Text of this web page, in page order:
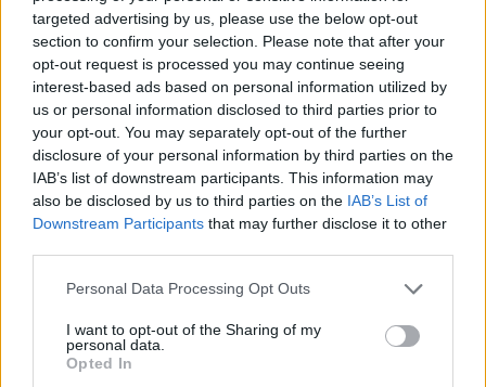
targeted advertising by us, please use the below opt-out
section to confirm your selection. Please note that after your
opt-out request is processed you may continue seeing
interest-based ads based on personal information utilized by
us or personal information disclosed to third parties prior to
your opt-out. You may separately opt-out of the further
disclosure of your personal information by third parties on the
IAB’s list of downstream participants. This information may
also be disclosed by us to third parties on the IAB’s List of
Downstream Participants that may further disclose it to other
Please note that this website/app uses one or more Google
not limited to your visit or usage behaviour. You may click to
grant or deny consent to Google and its third-party tags to
use your data for below specified purposes in below Google
Personal Data Processing Opt Outs
I want to opt-out of the Sharing of my
personal data.
Opted In
«Η αλήθεια είναι ότι τα πήγαινε καλά με όλους»,
είπε ο συγγενής της. «Της πήραν όλα τα
υπάρχοντά της, θα πιστεύαμε ότι ήταν σαν
ληστεία ή κάτι τέτοιο, μάλλον πάλεψε μαζί τους,
αλλά πραγματικά δεν ξέρουμε τι συνέβη»
ανέφερε χαρακτηριστικά.